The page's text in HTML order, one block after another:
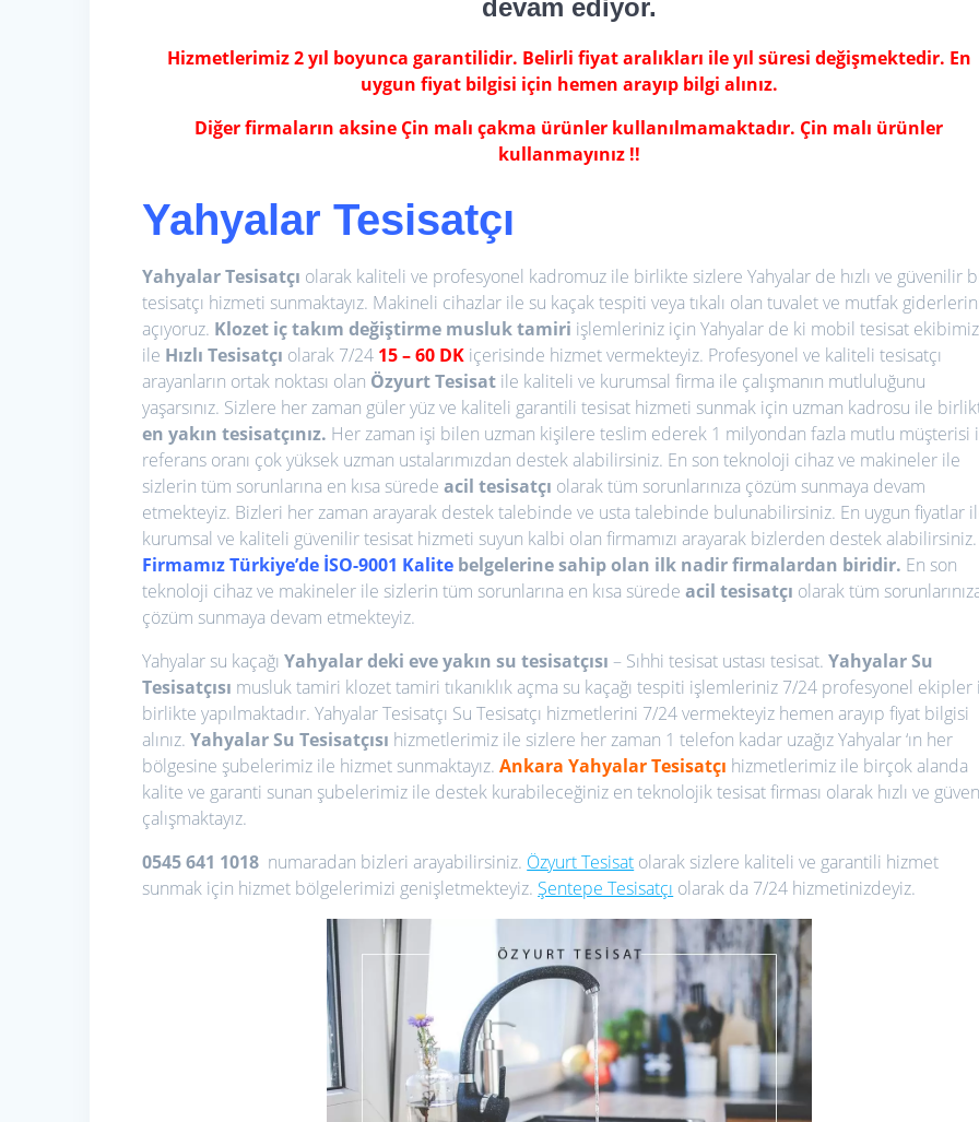
devam ediyor.
Hizmetlerimiz 2 yıl boyunca garantilidir. Belirli fiyat aralıkları ile yıl süresi değişmektedir. En
uygun fiyat bilgisi için hemen arayıp bilgi alınız.
Diğer firmaların aksine Çin malı çakma ürünler kullanılmamaktadır. Çin malı ürünler
kullanmayınız !!
Yahyalar Tesisatçı
Yahyalar Tesisatçı olarak kaliteli ve profesyonel kadromuz ile birlikte sizlere Yahyalar de hızlı ve güvenilir
tesisatçı hizmeti sunmaktayız. Makineli cihazlar ile su kaçak tespiti veya tıkalı olan tuvalet ve mutfak
açıyoruz. Klozet iç takım değiştirme musluk tamiri işlemleriniz için Yahyalar de ki mobil tesisat ekibimiz
ile Hızlı Tesisatçı olarak 7/24 15– 60 DK içerisinde hizmet vermekteyiz. Profesyonel ve kaliteli tesisatçı
arayanların ortak noktası olan Özyurt Tesisat ile kaliteli ve kurumsal firma ile çalışmanın mutluluğunu
yaşarsınız. Sizlere her zaman güler yüz ve kaliteli garantili tesisat hizmeti sunmak için uzman kadrosu ile
en yakın tesisatçınız. Her zaman işi bilen uzman kişilere teslim ederek 1 milyondan fazla mutlu müşterisi
referans oranı çok yüksek uzman ustalarımızdan destek alabilirsiniz. En son teknoloji cihaz ve makineler ile
sizlerin tüm sorunlarına en kısa süredeacil tesisatçı olarak tüm sorunlarınıza çözüm sunmaya devam
etmekteyiz. Bizleri her zaman arayarak destek talebinde ve usta talebinde bulunabilirsiniz. En uygun fiyatlar
kurumsal ve kaliteli güvenilir tesisat hizmeti suyun kalbi olan firmamızı arayarak bizlerden destek alabilirsiniz.
Firmamız Türkiye’de İSO-9001 Kalite belgelerine sahip olan ilk nadir firmalardan biridir. En son
teknoloji cihaz ve makineler ile sizlerin tüm sorunlarına en kısa süredeacil tesisatçı olarak tüm
çözüm sunmaya devam etmekteyiz.
Yahyalar su kaçağıYahyalar deki eve yakın su tesisatçısı – Sıhhi tesisat ustası tesisat.Yahyalar Su
Tesisatçısı musluk tamiri klozet tamiri tıkanıklık açma su kaçağı tespiti işlemleriniz 7/24 profesyonel ekipler
birlikte yapılmaktadır. Yahyalar Tesisatçı Su Tesisatçı hizmetlerini 7/24 vermekteyiz hemen arayıp fiyat bilgisi
alınız.Yahyalar Su Tesisatçısı hizmetlerimiz ile sizlere her zaman 1 telefon kadar uzağız Yahyalar ‘ın her
bölgesine şubelerimiz ile hizmet sunmaktayız.Ankara YahyalarTesisatçı hizmetlerimiz ile birçok alanda
kalite ve garanti sunan şubelerimiz ile destek kurabileceğiniz en teknolojik tesisat firması olarak hızlı ve
çalışmaktayız.
0545 641 1018 numaradan bizleri arayabilirsiniz. Özyurt Tesisat olarak sizlere kaliteli ve garantili hizmet
sunmak için hizmet bölgelerimizi genişletmekteyiz. Şentepe Tesisatçı olarak da 7/24 hizmetinizdeyiz.